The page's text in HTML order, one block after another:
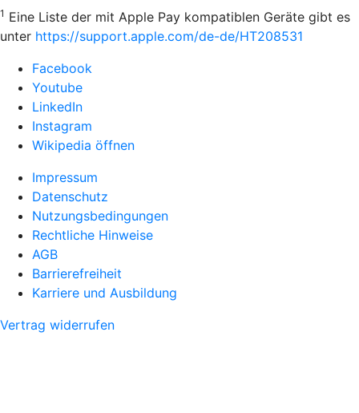
1 Eine Liste der mit Apple Pay kompatiblen Geräte gibt es
unter https://support.apple.com/de-de/HT208531
Facebook
Youtube
LinkedIn
Instagram
Wikipedia öffnen
Impressum
Datenschutz
Nutzungsbedingungen
Rechtliche Hinweise
AGB
Barrierefreiheit
Karriere und Ausbildung
Vertrag widerrufen